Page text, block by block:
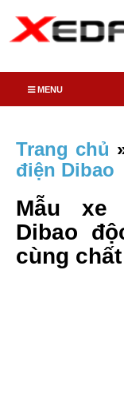
MENU
Trang chủ
điện Dibao
Mẫu xe
Dibao
cùng